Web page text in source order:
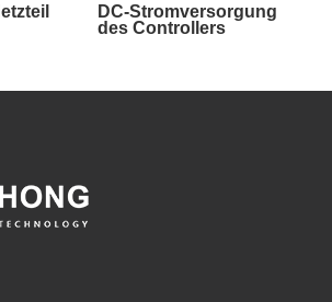
DC-Stromversorgung
des Controllers